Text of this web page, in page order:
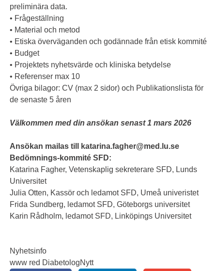
preliminära data.
• Frågeställning
• Material och metod
• Etiska överväganden och godännade från etisk kommité
• Budget
• Projektets nyhetsvärde och kliniska betydelse
• Referenser max 10
Övriga bilagor: CV (max 2 sidor) och Publikationslista för
de senaste 5 åren
Välkommen med din ansökan senast 1 mars 2026
Ansökan mailas till katarina.fagher@med.lu.se
Bedömnings-kommité SFD:
Katarina Fagher, Vetenskaplig sekreterare SFD, Lunds
Universitet
Julia Otten, Kassör och ledamot SFD, Umeå univeristet
Frida Sundberg, ledamot SFD, Göteborgs universitet
Karin Rådholm, ledamot SFD, Linköpings Universitet
Nyhetsinfo
www red DiabetologNytt